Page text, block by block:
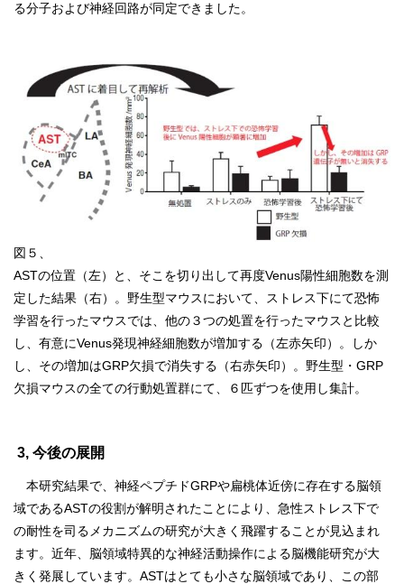
る分子および神経回路が同定できました。
図５、
ASTの位置（左）と、そこを切り出して再度Venus陽性細胞数を測
定した結果（右）。野生型マウスにおいて、ストレス下にて恐怖
学習を行ったマウスでは、他の３つの処置を行ったマウスと比較
し、有意にVenus発現神経細胞数が増加する（左赤矢印）。しか
し、その増加はGRP欠損で消失する（右赤矢印）。野生型・GRP
欠損マウスの全ての行動処置群にて、６匹ずつを使用し集計。
3, 今後の展開
本研究結果で、神経ペプチドGRPや扁桃体近傍に存在する脳領
域であるASTの役割が解明されたことにより、急性ストレス下で
の耐性を司るメカニズムの研究が大きく飛躍することが見込まれ
ます。近年、脳領域特異的な神経活動操作による脳機能研究が大
きく発展しています。ASTはとても小さな脳領域であり、この部